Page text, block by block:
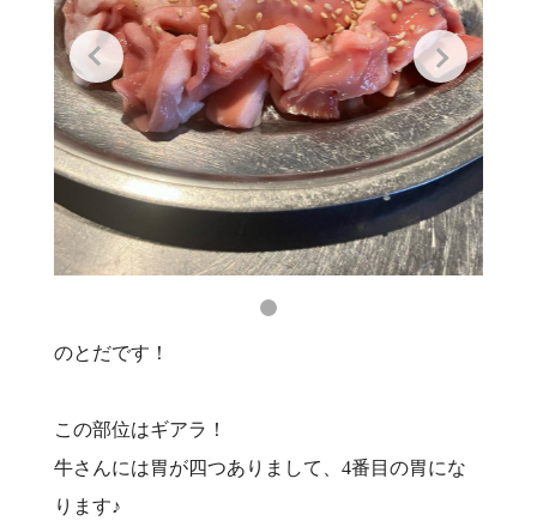
のとだです！
この部位はギアラ！
牛さんには胃が四つありまして、4番目の胃にな
ります♪